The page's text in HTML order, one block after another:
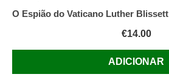
O Espião do Vaticano Luther Blissett
€14.00
ADICIONAR